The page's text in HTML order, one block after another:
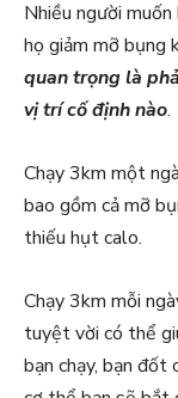
Nhiều người
họ giảm mỡ bụng
quan trọng là
vị trí cố định nào.
Chạy 3km một
bao gồm cả mỡ
thiếu hụt calo.
Chạy 3km mỗi
tuyệt vời có thể
bạn chạy, bạn đốt